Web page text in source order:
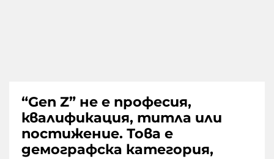
“Gen Z” не е професия,
квалификация, титла или
постижение. Това е
демографска категория,